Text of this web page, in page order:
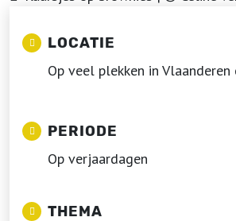
LOCATIE
Op veel plekken in Vlaanderen
PERIODE
Op verjaardagen
THEMA